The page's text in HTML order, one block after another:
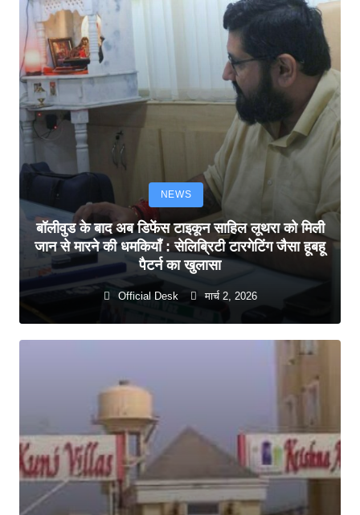
NEWS
बॉलीवुड के बाद अब डिफेंस टाइकून साहिल लूथरा को मिली
जान से मारने की धमकियाँ : सेलिब्रिटी टारगेटिंग जैसा हूबहू
पैटर्न का खुलासा
Official Desk मार्च 2, 2026